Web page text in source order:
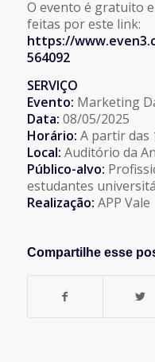
O evento é gratuito
feitas por este link:
https://
564092
SERVIÇO
Evento: Marketing
Data: 08/05/2025
Horário: A partir das
Local: Auditório da
Público-alvo:
estudantes
Realização: APP Vale
Compartilhe esse